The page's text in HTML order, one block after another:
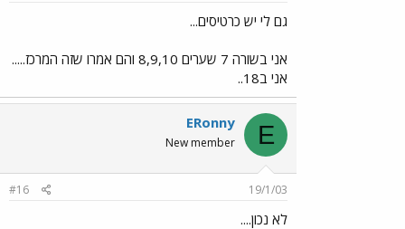
גם לי יש כרטיסים...
אני בשורה 7 שערים 8,9,10 והם אמרו שזה המרכז.....
אני ב18..
E
ERonny
New member
19/1/03
#16
לא נכון....